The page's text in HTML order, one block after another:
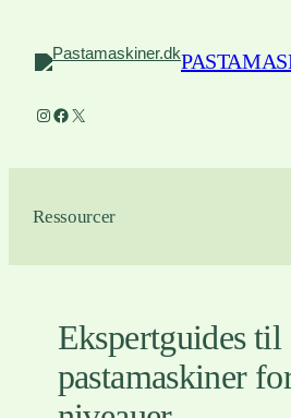
indhold
Instagram
Facebook
X
Ressourcer
Ekspertguides til
pastamaskiner